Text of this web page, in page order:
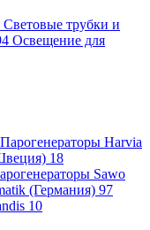
Световые трубки и
Освещение для
Парогенераторы Harvia
18
Sawo
(Германия) 97
10